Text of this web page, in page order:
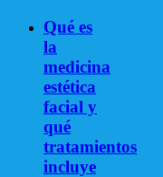
Qué es
la
medicina
estética
facial y
qué
tratamientos
incluye